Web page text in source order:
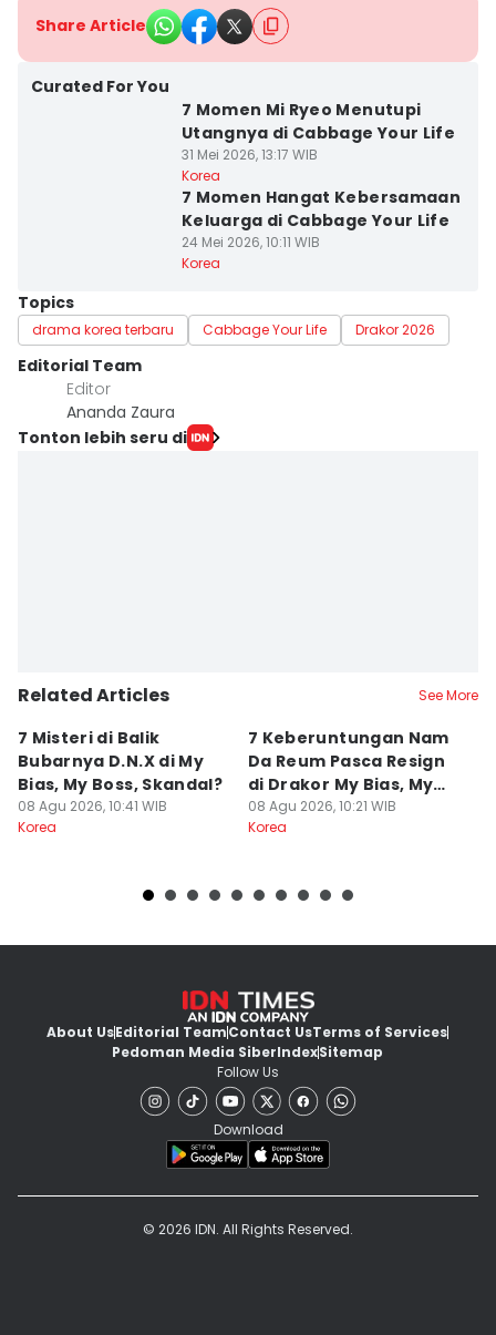
Share Article
Curated For You
7 Momen Mi Ryeo Menutupi
Utangnya di Cabbage Your Life
31 Mei 2026, 13:17 WIB
Korea
7 Momen Hangat Kebersamaan
Keluarga di Cabbage Your Life
24 Mei 2026, 10:11 WIB
Korea
Topics
drama korea terbaru Cabbage Your Life Drakor 2026
Editorial Team
Editor
Ananda Zaura
Tonton lebih seru di
Related Articles See More
7 Misteri di Balik
Bubarnya D.N.X di My
Bias, My Boss, Skandal?
08 Agu 2026, 10:41 WIB
Korea
7 Keberuntungan Nam
Da Reum Pasca Resign
di Drakor My Bias, My
Boss
08 Agu 2026, 10:21 WIB
Korea
About UsEditorial TeamContact UsTerms of Services
Pedoman Media SiberIndexSitemap
Follow Us
Download
© 2026 IDN. All Rights Reserved.